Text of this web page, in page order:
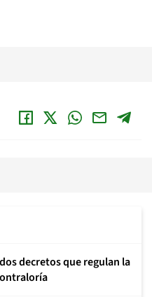
decretos que regulan la